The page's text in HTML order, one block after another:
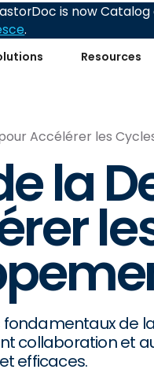
Resources
is now
.
Accélérer les
la
de
collaboration et
efficaces.